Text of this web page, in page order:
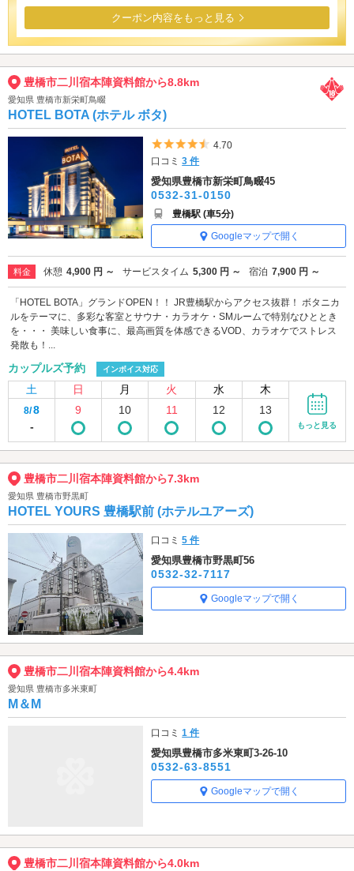
クーポン内容をもっと見る
豊橋市二川宿本陣資料館から8.8km
愛知県 豊橋市新栄町鳥畷
HOTEL BOTA (ホテル ボタ)
5つ星のうち4.5
4.70
口コミ3 件
愛知県豊橋市新栄町鳥畷45
0532-31-0150
豊橋駅 (車5分)
Googleマップで開く
料金 休憩 4,900 円 ～ サービスタイム 5,300 円 ～ 宿泊 7,900 円 ～
「HOTEL BOTA」グランドOPEN！！ JR豊橋駅からアクセス抜群！ ボタニカ
ルをテーマに、多彩な客室とサウナ・カラオケ・SMルームで特別なひととき
を・・・ 美味しい食事に、最高画質を体感できるVOD、カラオケでストレス
発散も！...
カップルズ予約 インボイス対応
土 日 月 火 水 木
8/8
-
9 10 11 12 13
もっと見る
豊橋市二川宿本陣資料館から7.3km
愛知県 豊橋市野黒町
HOTEL YOURS 豊橋駅前 (ホテルユアーズ)
口コミ5 件
愛知県豊橋市野黒町56
0532-32-7117
Googleマップで開く
豊橋市二川宿本陣資料館から4.4km
愛知県 豊橋市多米東町
M＆M
口コミ1 件
愛知県豊橋市多米東町3-26-10
0532-63-8551
Googleマップで開く
豊橋市二川宿本陣資料館から4.0km